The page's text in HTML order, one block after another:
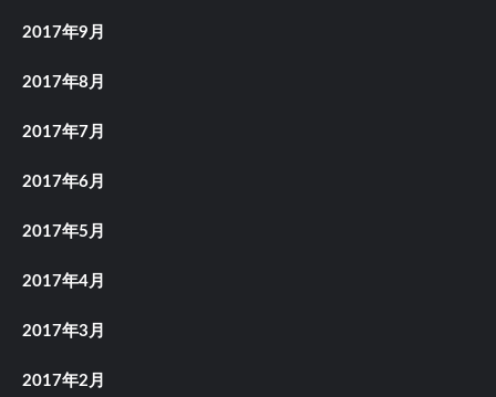
2017年9月
2017年8月
2017年7月
2017年6月
2017年5月
2017年4月
2017年3月
2017年2月